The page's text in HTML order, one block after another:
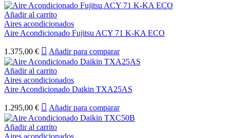
Añadir al carrito
Aires acondicionados
Aire Acondicionado Fujitsu ACY 71 K-KA ECO
1.375,00 € Añadir para comparar
Añadir al carrito
Aires acondicionados
Aire Acondicionado Daikin TXA25AS
1.295,00 € Añadir para comparar
Añadir al carrito